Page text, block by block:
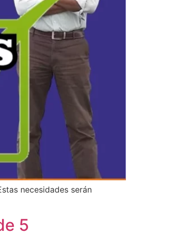
necesidades serán
5